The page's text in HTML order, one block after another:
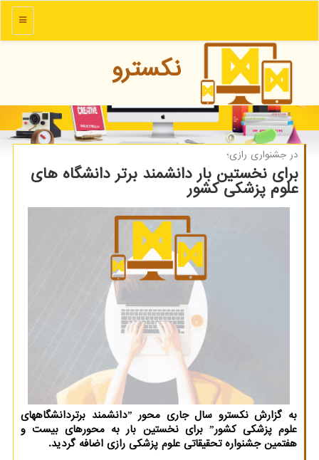
منو
نكسترو
در جشنواری رازی؛
برای نخستین بار دانشمند برتر دانشگاه های
علوم پزشکی کشور
به گزارش نکسترو سال جاری محور ˮدانشمند برتردانشگاههای
علوم پزشکی کشورˮ برای نخستین بار به محورهای بیست و
هفتمین جشنواره تحقیقاتی علوم پزشکی رازی اضافه گردید.